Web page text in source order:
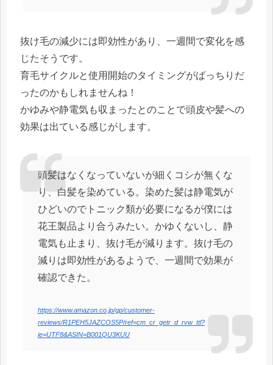
抜け毛の減少には即効性があり、一週間で変化を感
じたそうです。
育毛サイクルと使用開始のタイミングがばっちりだ
ったのかもしれませんね！
かゆみや静電気も収まったとのことで頭皮や髪への
効果は出ている感じがします。
頭髪はなくなっていないが細くコシが無くな
り、白髪を染めている。染めた髪は静電気が
ひどいのでトニック類が必要になるが僕には
花王製品より合うみたい。かゆくないし、静
電気も止まり、抜け毛が減ります。抜け毛の
減りは即効性があるようで、一週間で効果が
確認できた。
https://www.amazon.co.jp/gp/customer-
reviews/R1PEH5JAZCOS5P/ref=cm_cr_getr_d_rvw_ttl?
ie=UTF8&ASIN=B001QU3KUU